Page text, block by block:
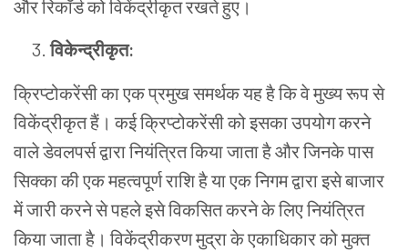
और रिकॉर्ड को विकेंद्रीकृत रखते हुए।
विकेन्द्रीकृत:
क्रिप्टोकरेंसी का एक प्रमुख समर्थक यह है कि वे मुख्य रूप से
विकेंद्रीकृत हैं। कई क्रिप्टोकरेंसी को इसका उपयोग करने
वाले डेवलपर्स द्वारा नियंत्रित किया जाता है और जिनके पास
सिक्का की एक महत्वपूर्ण राशि है या एक निगम द्वारा इसे बाजार
में जारी करने से पहले इसे विकसित करने के लिए नियंत्रित
किया जाता है। विकेंद्रीकरण मुद्रा के एकाधिकार को मुक्त